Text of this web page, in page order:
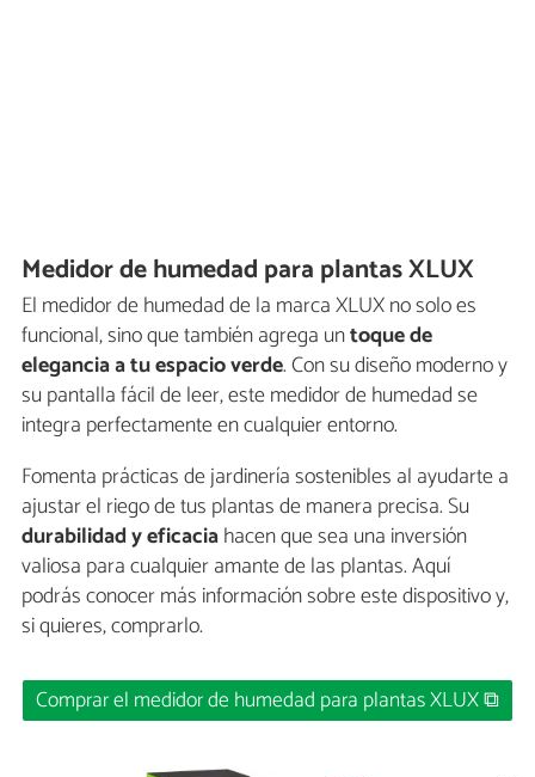
Medidor de humedad para plantas XLUX
El medidor de humedad de la marca XLUX no solo es
funcional, sino que también agrega untoque de
elegancia a tu espacio verde. Con su diseño moderno y
su pantalla fácil de leer, este medidor de humedad se
integra perfectamente en cualquier entorno.
Fomenta prácticas de jardinería sostenibles al ayudarte a
ajustar el riego de tus plantas de manera precisa. Su
durabilidad y eficaciahacen que sea una inversión
valiosa para cualquier amante de las plantas. Aquí
podrás conocer más información sobre este dispositivo y,
si quieres, comprarlo.
Comprar el medidor de humedad para plantas XLUX ⧉